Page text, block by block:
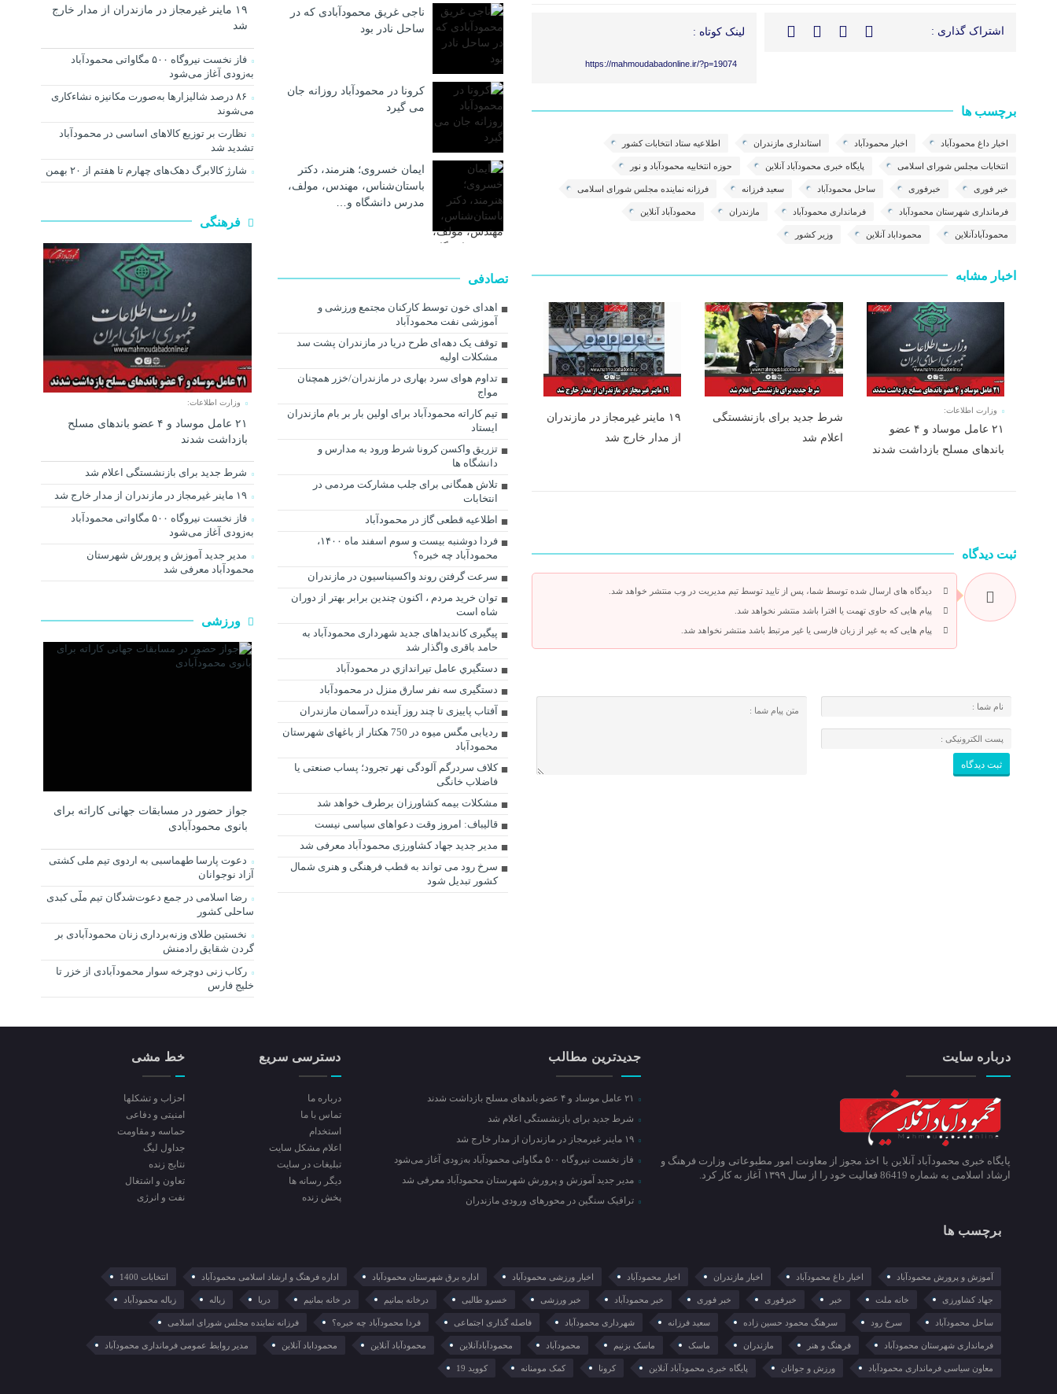
اشتراک گذاری : لینک کوتاه :
https://mahmoudabadonline.ir/?p=19074
برچسب ها
اخبار داغ محمودآباد اخبار محمودآباد استانداری مازندران اطلاعیه ستاد انتخابات کشور
انتخابات مجلس شورای اسلامی پایگاه خبری محمودآباد آنلاین حوزه انتخابیه محمودآباد و نور
خبر فوری خبرفوری ساحل محمودآباد سعید فرزانه فرزانه نماینده مجلس شورای اسلامی
فرمانداری شهرستان محمودآباد فرمانداری محمودآباد مازندران محمودآباد آنلاین
محمودآبادآنلاین محموداباد آنلاین وزیر کشور
اخبار مشابه
وزارت اطلاعات:
۲۱ عامل موساد و ۴ عضو
باند‌های مسلح بازداشت شدند
شرط جدید برای بازنشستگی
اعلام شد
۱۹ ماینر غیرمجاز در مازندران
از مدار خارج شد
ثبت دیدگاه
دیدگاه های ارسال شده توسط شما، پس از تایید توسط تیم مدیریت در وب منتشر خواهد شد.
پیام هایی که حاوی تهمت یا افترا باشد منتشر نخواهد شد.
پیام هایی که به غیر از زبان فارسی یا غیر مرتبط باشد منتشر نخواهد شد.
ناجی غریق محمودآبادی که در
ساحل نادر بود
کرونا در محمودآباد روزانه جان
می گیرد
ایمان خسروی؛ هنرمند، دکتر
باستان‌شناس، مهندس، مولف،
مدرس دانشگاه و…
تصادفی
اهدای خون توسط کارکنان مجتمع ورزشی و
آموزشی نفت محمودآباد
توقف یک دهه‌ای طرح‌ دریا در مازندران پشت سد
مشکلات اولیه
تداوم هوای سرد بهاری در مازندران/خزر همچنان
مواج
تیم کاراته محمودآباد برای اولین بار بر بام مازندران
ایستاد
تزریق واکسن کرونا شرط ورود به مدارس و
دانشگاه ها
تلاش همگانی برای جلب مشارکت مردمی در
انتخابات
اطلاعیه قطعی گاز در محمودآباد
فردا دوشنبه بیست و سوم اسفند ماه ۱۴۰۰،
محمودآباد چه خبره؟
سرعت گرفتن روند واکسیناسیون در مازندران
توان خرید مردم ، اکنون چندین برابر بهتر از دوران
شاه است
پيگيرى كانديداهاى جديد شهردارى محمودآباد به
حامد باقرى واگذار شد
دستگيري عامل تيراندازي در محمودآباد
دستگیری سه نفر سارق منزل در محمودآباد
آفتاب پاییزی تا چند روز آینده درآسمان مازندران
ردیابی مگس میوه در 750 هکتار از باغهای شهرستان
محمودآباد
کلاف سردرگم آلودگی نهر تجرود؛ پساب صنعتی یا
فاضلاب خانگی
مشکلات بیمه کشاورزان برطرف خواهد شد
قالیباف: امروز وقت دعواهای سیاسی نیست
مدیر جدید جهاد کشاورزی محمودآباد معرفی شد
سرخ رود می تواند به قطب فرهنگی و هنری شمال
کشور تبدیل شود
۱۹ ماینر غیرمجاز در مازندران از مدار خارج
شد
فاز نخست نیروگاه ۵۰۰ مگاواتی محمودآباد
به‌زودی آغاز می‌شود
۸۶ درصد شالیزارها به‌صورت مکانیزه نشاءکاری
می‌شوند
نظارت بر توزیع کالا‌های اساسی در محمودآباد
تشدید شد
شارژ کالابرگ دهک‌های چهارم تا هفتم از ۲۰ بهمن
فرهنگی
وزارت اطلاعات:
۲۱ عامل موساد و ۴ عضو باند‌های مسلح
بازداشت شدند
شرط جدید برای بازنشستگی اعلام شد
۱۹ ماینر غیرمجاز در مازندران از مدار خارج شد
فاز نخست نیروگاه ۵۰۰ مگاواتی محمودآباد
به‌زودی آغاز می‌شود
مدیر جدید آموزش و پرورش شهرستان
محمودآباد معرفی شد
ورزشی
جواز حضور در مسابقات جهانی کاراته برای
بانوی محمودآبادی
دعوت پارسا طهماسبی به اردوی تیم ملی کشتی
آزاد نوجوانان
رضا اسلامی در جمع دعوت‌شدگان تیم ملّی کبدی
ساحلی کشور
نخستین طلای وزنه‌برداری زنان محمودآبادی بر
گردن شقایق رادمنش
رکاب زنی دوچرخه سوار محمودآبادی از خزر تا
خلیج فارس
درباره سایت
پایگاه خبری محمودآباد آنلاین با اخذ مجوز از معاونت امور مطبوعاتی وزارت فرهنگ و
ارشاد اسلامی به شماره 86419 فعالیت خود را از سال ۱۳۹۹ آغاز به کار کرد.
جدیدترین مطالب
شرط جدید برای بازنشستگی اعلام شد
فاز نخست نیروگاه ۵۰۰ مگاواتی محمودآباد به‌زودی آغاز می‌شود
مدیر جدید آموزش و پرورش شهرستان محمودآباد معرفی شد
ترافیک سنگین در محور‌های ورودی مازندران
دسترسی سریع
درباره ما
تماس با ما
استخدام
اعلام مشکل سایت
تبلیغات در سایت
ديگر رسانه ها
پخش زنده
خط مشی
احزاب و تشکلها
امنیتی و دفاعی
حماسه و مقاومت
جداول لیگ
نتایج زنده
تعاون و اشتغال
نفت و انرژی
برچسب ها
آموزش و پرورش محمودآباد اخبار داغ محمودآباد اخبار مازندران اخبار محمودآباد اخبار ورزشی محمودآباد اداره برق شهرستان محمودآباد اداره فرهنگ و ارشاد اسلامی محمودآباد انتخابات 1400
جهاد کشاورزی خانه ملت خبر خبرفوری خبر فوری خبر محمودآباد خبر ورزشی خسرو طالبی درخانه بمانیم در خانه بمانیم دریا زباله زباله محمودآباد
ساحل محمودآباد سرخ رود سرهنگ محمود حسین زاده سعید فرزانه شهرداری محمودآباد فاصله گذاری اجتماعی فردا محمودآباد چه خبره؟ فرزانه نماینده مجلس شورای اسلامی
فرمانداری شهرستان محمودآباد فرهنگ و هنر مازندران ماسک ماسک بزنیم محمودآباد محمودآبادآنلاین محمودآباد آنلاین محموداباد آنلاین مدیر روابط عمومی فرمانداری محمودآباد
معاون سیاسی فرمانداری محمودآباد ورزش و جوانان پایگاه خبری محمودآباد آنلاین کرونا کمک مومنانه کووید 19